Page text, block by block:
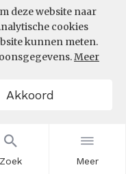
Zoek Meer
deze website naar
cookies
kunnen meten.
Meer
Akkoord
Filters